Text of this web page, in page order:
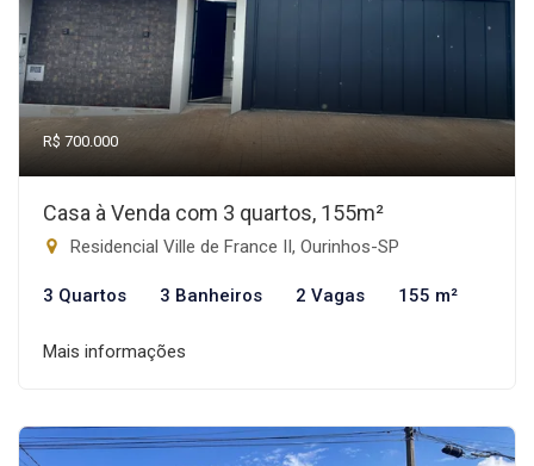
R$ 700.000
Casa à Venda com 3 quartos, 155m²
Residencial Ville de France II, Ourinhos-SP
3 Quartos 3 Banheiros 2 Vagas 155 m²
Mais informações